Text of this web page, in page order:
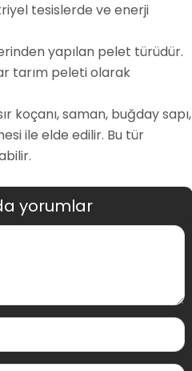
tesislerde ve enerji
yapılan pelet türüdür.
tarım peleti olarak
koçanı, saman, buğday sapı,
ile elde edilir. Bu tür
yorumlar